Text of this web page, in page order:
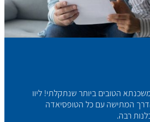
משכנתא הטובים ביותר שנתקלתי! ליוו
המתישה עם כל הטופסיאדה
רבה.